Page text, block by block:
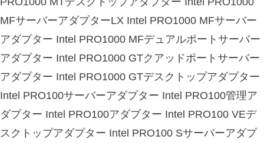
MFサーバーアダプターLX Intel PRO1000 MFサーバー
アダプター Intel PRO1000 MFデュアルポートサーバー
アダプター Intel PRO1000 GTクアッドポートサーバー
アダプター Intel PRO1000 GTデスクトップアダプター
Intel PRO100サーバーアダプター Intel PRO100管理ア
ダプター Intel PRO100アダプター Intel PRO100 VEデ
スクトップアダプター Intel PRO100 Sサーバーアダプ